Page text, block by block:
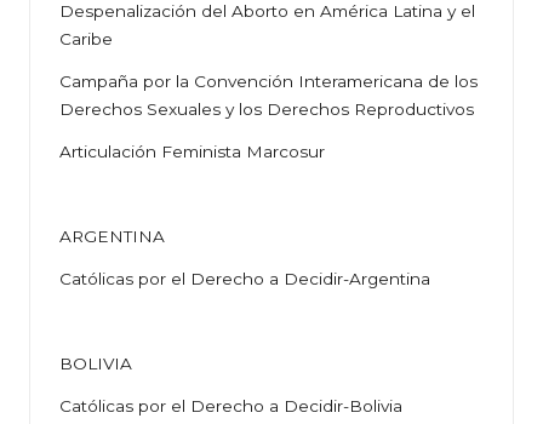
Despenalización del Aborto en América Latina y el
Caribe
Campaña por la Convención Interamericana de los
Derechos Sexuales y los Derechos Reproductivos
Articulación Feminista Marcosur
ARGENTINA
Católicas por el Derecho a Decidir-Argentina
BOLIVIA
Católicas por el Derecho a Decidir-Bolivia